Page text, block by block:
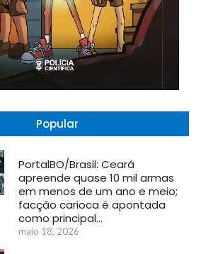
Popular
PortalBO/Brasil: Ceará
apreende quase 10 mil armas
em menos de um ano e meio;
facção carioca é apontada
como principal…
maio 18, 2026